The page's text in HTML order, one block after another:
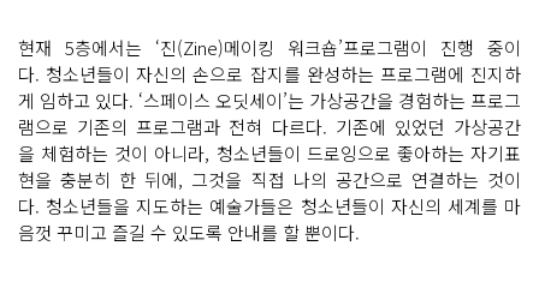
현재 5층에서는 ‘진(Zine)메이킹 워크숍’프로그램이 진행 중이
다. 청소년들이 자신의 손으로 잡지를 완성하는 프로그램에 진지하
게 임하고 있다. ‘스페이스 오딧세이’는 가상공간을 경험하는 프로그
램으로 기존의 프로그램과 전혀 다르다. 기존에 있었던 가상공간
을 체험하는 것이 아니라, 청소년들이 드로잉으로 좋아하는 자기표
현을 충분히 한 뒤에, 그것을 직접 나의 공간으로 연결하는 것이
다. 청소년들을 지도하는 예술가들은 청소년들이 자신의 세계를 마
음껏 꾸미고 즐길 수 있도록 안내를 할 뿐이다.